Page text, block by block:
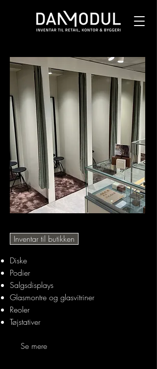
Inventar til butikken
Diske
Podier
Salgsdisplays
Glasmontre og glasvitriner
Reoler
Tøjstativer
Se mere